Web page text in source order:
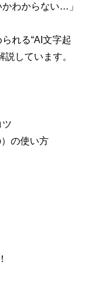
かわからない…」
れる“AI文字起
しています。
ツ
の使い方